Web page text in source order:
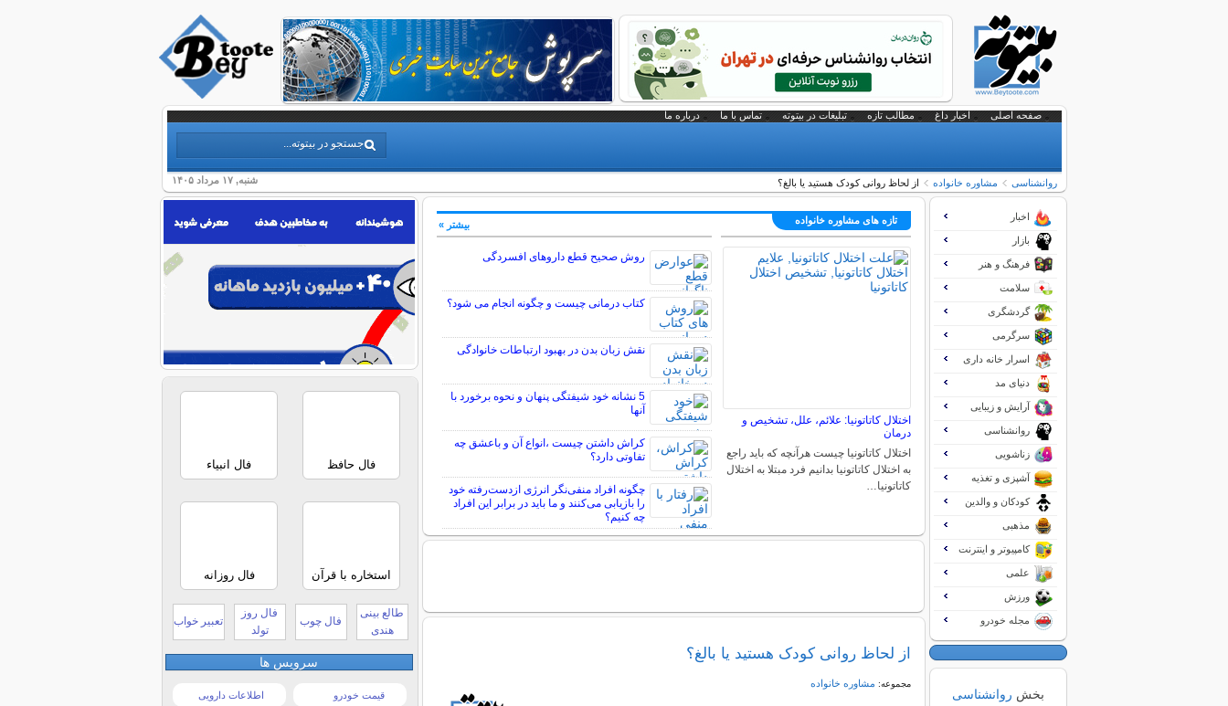
صفحه اصلی اخبار داغ مطالب تازه تبلیغات در بیتوته تماس با ما درباره ما
شنبه, ۱۷ مرداد ۱۴۰۵ روانشناسی مشاوره خانواده از لحاظ روانی کودک هستید یا بالغ؟
تازه های مشاوره خانواده
اختلال کاتاتونیا: علائم، علل، تشخیص و
درمان
اختلال کاتاتونیا چیست هرآنچه که باید راجع
به اختلال کاتاتونیا بدانیم فرد مبتلا به اختلال
کاتاتونیا…
روش صحیح قطع داروهای افسردگی
کتاب درمانی چیست و چگونه انجام می شود؟
نقش زبان بدن در بهبود ارتباطات خانوادگی
5 نشانه خود شیفتگی پنهان و نحوه برخورد با
آنها
کراش داشتن چیست ،انواع آن و باعشق چه
تفاوتی دارد؟
چگونه افراد منفی‌نگر انرژی ازدست‌رفته خود
را بازیابی می‌کنند و ما باید در برابر این افراد
چه کنیم؟
بیشتر »
از لحاظ روانی کودک هستید یا بالغ؟
مجموعه: مشاوره خانواده
اخبار
بازار
فرهنگ و هنر
سلامت
گردشگری
سرگرمی
اسرار خانه داری
دنیای مد
آرایش و زیبایی
روانشناسی
زناشویی
آشپزی و تغذیه
کودکان و والدین
مذهبی
کامپیوتر و اینترنت
علمی
ورزش
مجله خودرو
بخش روانشناسی
فال حافظ فال انبیاء
استخاره با قرآن فال روزانه
طالع بینی
هندی
فال چوب
فال روز
تولد
تعبیر خواب
سرویس ها
قیمت خودرو اطلاعات دارویی